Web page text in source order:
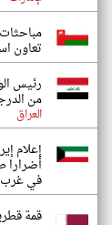
تعاون
رئيس
من
العراق
إعلام
أضرارا
في غرب
قمة